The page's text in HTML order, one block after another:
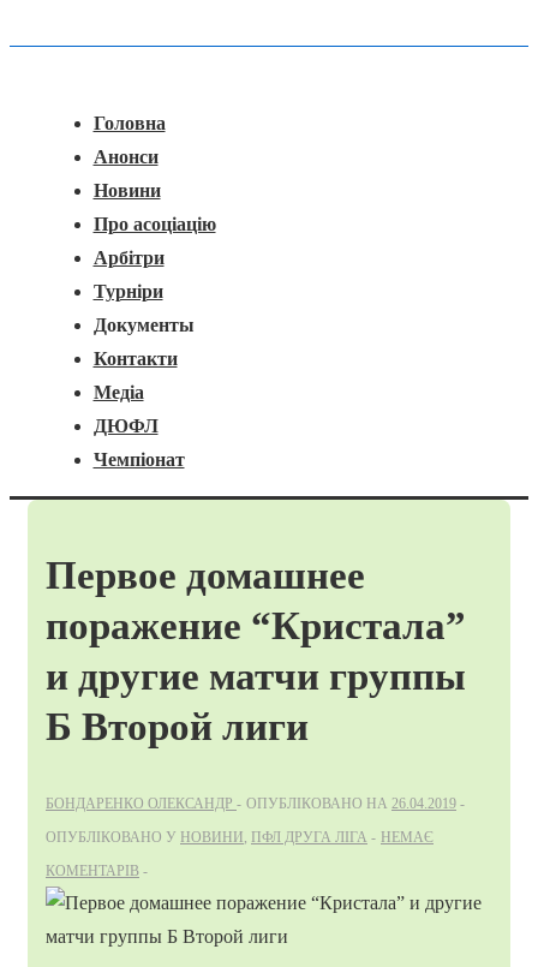
Головна
Анонси
Новини
Про асоціацію
Арбітри
Турніри
Документы
Контакти
Медіа
ДЮФЛ
Чемпіонат
Первое домашнее
поражение “Кристала”
и другие матчи группы
Б Второй лиги
БОНДАРЕНКО ОЛЕКСАНДР ОПУБЛІКОВАНО НА 26.04.2019
ОПУБЛІКОВАНО У НОВИНИ ПФЛ ДРУГА ЛІГА
НЕМАЄ
КОМЕНТАРІВ